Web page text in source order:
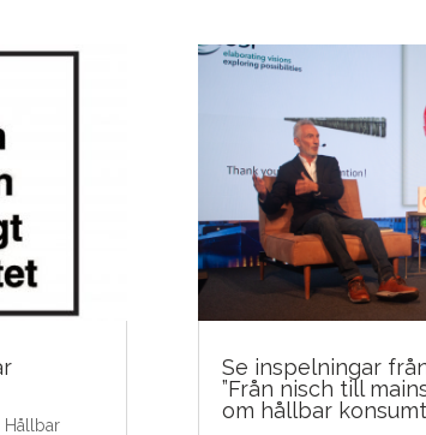
Hållbar
Se inspelningar
”Från nisch till
om hållbar